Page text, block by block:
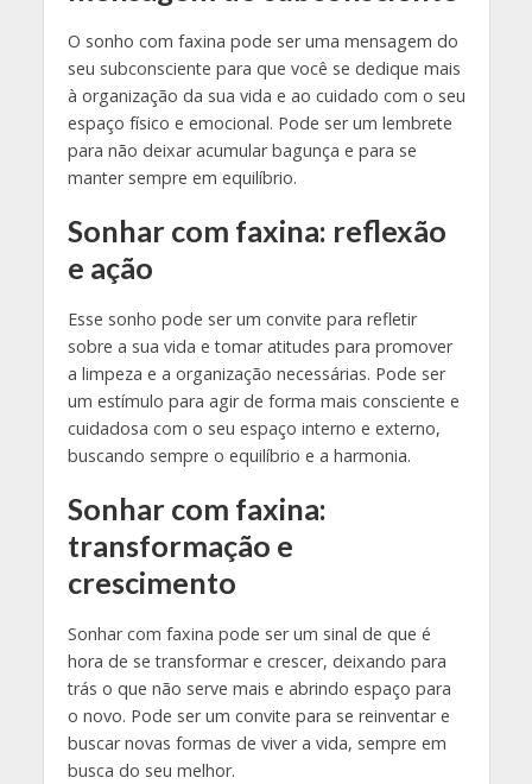
O sonho com faxina pode ser uma mensagem do
seu subconsciente para que você se dedique mais
à organização da sua vida e ao cuidado com o seu
espaço físico e emocional. Pode ser um lembrete
para não deixar acumular bagunça e para se
manter sempre em equilíbrio.
Sonhar com faxina: reflexão
e ação
Esse sonho pode ser um convite para refletir
sobre a sua vida e tomar atitudes para promover
a limpeza e a organização necessárias. Pode ser
um estímulo para agir de forma mais consciente e
cuidadosa com o seu espaço interno e externo,
buscando sempre o equilíbrio e a harmonia.
Sonhar com faxina:
transformação e
crescimento
Sonhar com faxina pode ser um sinal de que é
hora de se transformar e crescer, deixando para
trás o que não serve mais e abrindo espaço para
o novo. Pode ser um convite para se reinventar e
buscar novas formas de viver a vida, sempre em
busca do seu melhor.